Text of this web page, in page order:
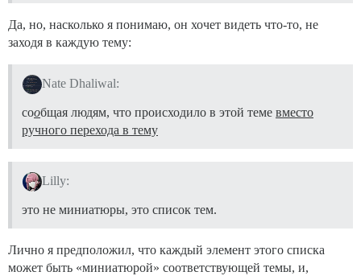
Да, но, насколько я понимаю, он хочет видеть что-то, не
заходя в каждую тему:
Nate Dhaliwal:
сообщая людям, что происходило в этой теме вместо
ручного перехода в тему
Lilly:
это не миниатюры, это список тем.
Лично я предположил, что каждый элемент этого списка
может быть «миниатюрой» соответствующей темы, и,